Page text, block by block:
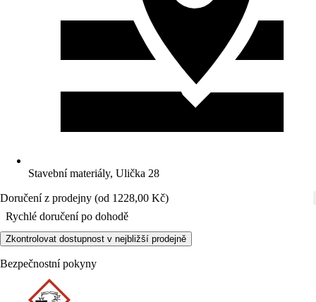
Stavební materiály, Ulička 28
Doručení z prodejny (od 1228,00 Kč)
Rychlé doručení po dohodě
Zkontrolovat dostupnost v nejbližší prodejně
Bezpečnostní pokyny